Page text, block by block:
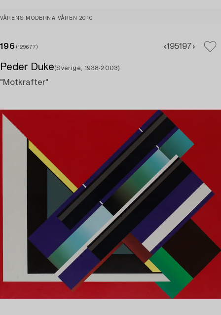
VÅRENS MODERNA VÅREN 2010
196 (129677) 195197
Peder Duke(Sverige, 1938-2003)
"Motkrafter"